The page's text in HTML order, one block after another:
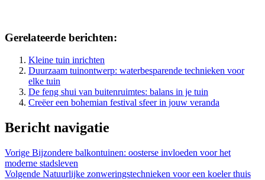
Gerelateerde berichten:
Kleine tuin inrichten
Duurzaam tuinontwerp: waterbesparende technieken voor
elke tuin
De feng shui van buitenruimtes: balans in je tuin
Creëer een bohemian festival sfeer in jouw veranda
Bericht navigatie
Vorige Bijzondere balkontuinen: oosterse invloeden voor het
moderne stadsleven
Volgende Natuurlijke zonweringstechnieken voor een koeler thuis